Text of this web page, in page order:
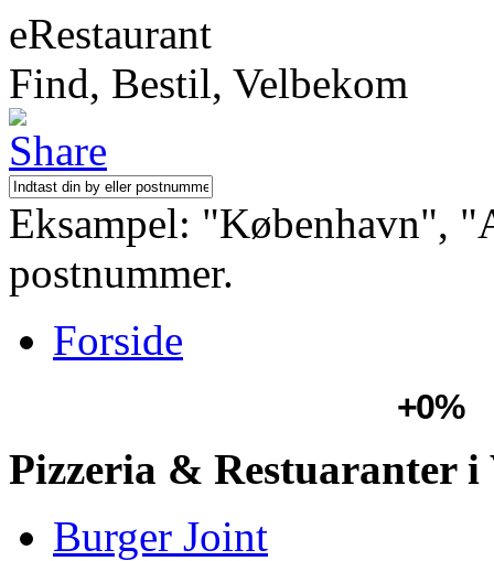
eRestaurant
Find, Bestil, Velbekom
Eksampel: "København",
postnummer.
Forside
+0%
Pizzeria & Restuaranter i
Burger Joint